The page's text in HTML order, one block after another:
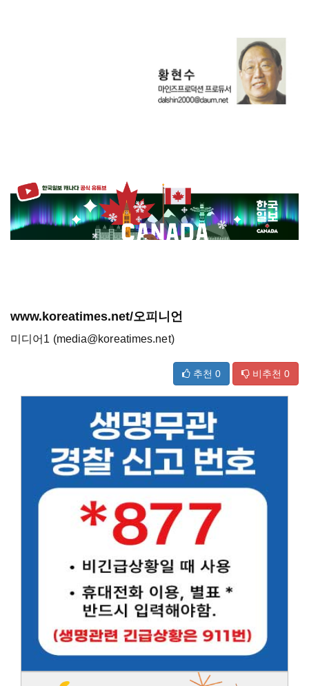
www.koreatimes.net/오피니언
미디어1 (media@koreatimes.net)
추천 0 비추천 0